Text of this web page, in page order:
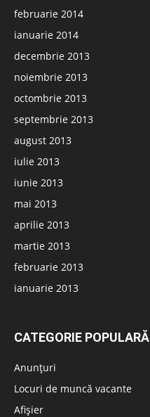
februarie 2014
ianuarie 2014
decembrie 2013
noiembrie 2013
octombrie 2013
septembrie 2013
august 2013
iulie 2013
iunie 2013
mai 2013
aprilie 2013
martie 2013
februarie 2013
ianuarie 2013
CATEGORIE POPULARĂ
Anunțuri
Locuri de muncă vacante
Afișier